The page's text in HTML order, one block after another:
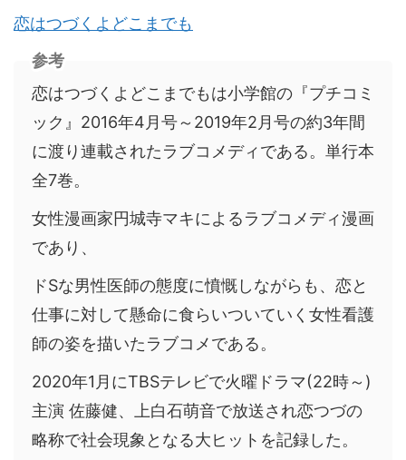
恋はつづくよどこまでも
参考
恋はつづくよどこまでもは小学館の『プチコミ
ック』2016年4月号～2019年2月号の約3年間
に渡り連載されたラブコメディである。単行本
全7巻。
女性漫画家円城寺マキによるラブコメディ漫画
であり、
ドSな男性医師の態度に憤慨しながらも、恋と
仕事に対して懸命に食らいついていく女性看護
師の姿を描いたラブコメである。
2020年1月にTBSテレビで火曜ドラマ(22時～)
主演 佐藤健、上白石萌音で放送され恋つづの
略称で社会現象となる大ヒットを記録した。